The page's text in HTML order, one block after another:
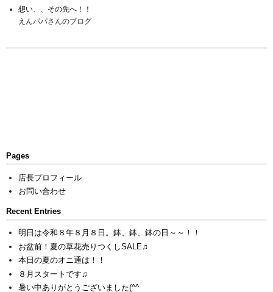
想い、、その先へ！！
えんパパさんのブログ
Pages
店長プロフィール
お問い合わせ
Recent Entries
明日は令和８年８月８日。鉢、鉢、鉢の日～～！！
お盆前！夏の草花売りつくしSALE♫
本日の夏のオニ通は！！
８月スタートです♫
暑い中ありがとうございました(^^ゞ